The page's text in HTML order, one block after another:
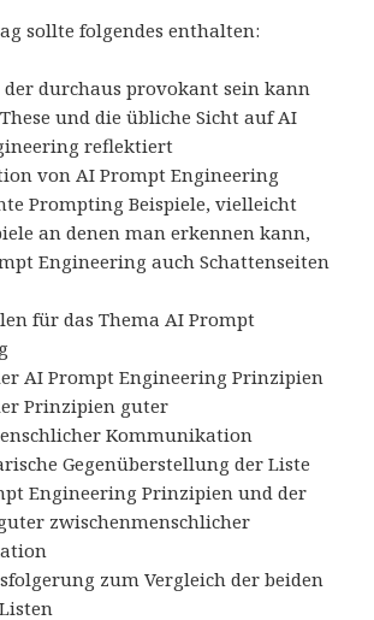
sollte folgendes enthalten:
der durchaus provokant sein kann
und die übliche Sicht auf AI
reflektiert
von AI Prompt Engineering
Prompting Beispiele, vielleicht
an denen man erkennen kann,
Engineering auch Schattenseiten
für das Thema AI Prompt
AI Prompt Engineering Prinzipien
Prinzipien guter
Kommunikation
Gegenüberstellung der Liste
Engineering Prinzipien und der
zwischenmenschlicher
zum Vergleich der beiden